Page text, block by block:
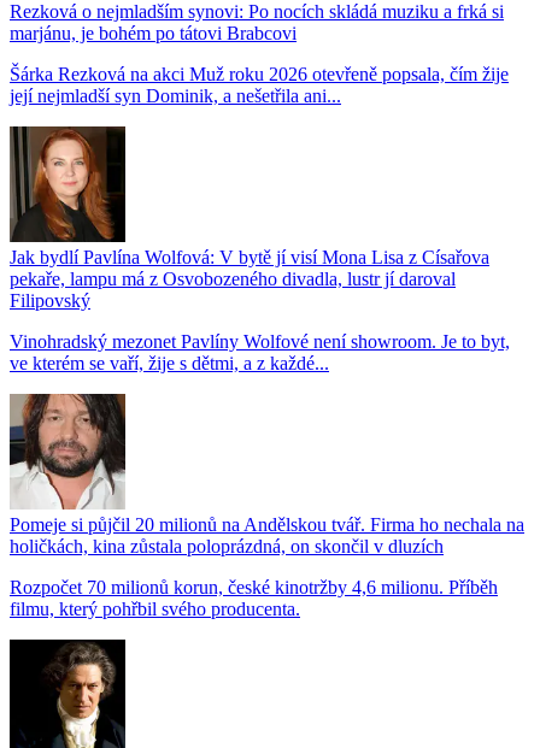
Rezková o nejmladším synovi: Po nocích skládá muziku a frká si
marjánu, je bohém po tátovi Brabcovi
Šárka Rezková na akci Muž roku 2026 otevřeně popsala, čím žije
její nejmladší syn Dominik, a nešetřila ani...
Jak bydlí Pavlína Wolfová: V bytě jí visí Mona Lisa z Císařova
pekaře, lampu má z Osvobozeného divadla, lustr jí daroval
Filipovský
Vinohradský mezonet Pavlíny Wolfové není showroom. Je to byt,
ve kterém se vaří, žije s dětmi, a z každé...
Pomeje si půjčil 20 milionů na Andělskou tvář. Firma ho nechala na
holičkách, kina zůstala poloprázdná, on skončil v dluzích
Rozpočet 70 milionů korun, české kinotržby 4,6 milionu. Příběh
filmu, který pohřbil svého producenta.